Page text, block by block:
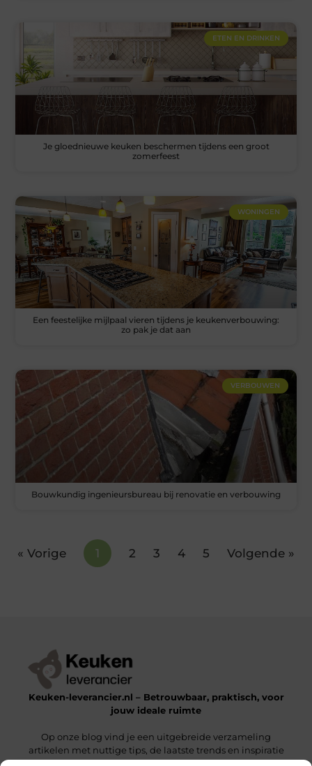
ETEN EN DRINKEN
Je gloednieuwe keuken beschermen tijdens een groot
zomerfeest
WONINGEN
Een feestelijke mijlpaal vieren tijdens je keukenverbouwing:
zo pak je dat aan
VERBOUWEN
Bouwkundig ingenieursbureau bij renovatie en verbouwing
« Vorige 1 2 3 4 5 Volgende »
Keuken-leverancier.nl – Betrouwbaar, praktisch, voor
jouw ideale ruimte
Op onze blog vind je een uitgebreide verzameling
artikelen met nuttige tips, de laatste trends en inspiratie
om een functionele en stijlvolle omgeving te realiseren.